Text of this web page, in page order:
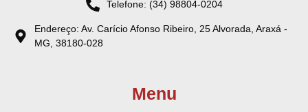
Telefone: (34) 98804-0204
Endereço: Av. Carício Afonso Ribeiro, 25 Alvorada, Araxá -
MG, 38180-028
Menu